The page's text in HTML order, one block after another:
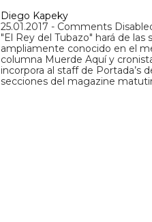
Diego Kapeky
25.01.2017 - Comments
"El Rey del Tubazo" hará de
ampliamente conocido en el
columna Muerde Aquí y
incorpora al staff de Portada’s
secciones del magazine